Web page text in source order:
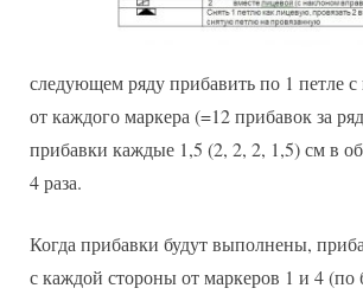
следующем ряду прибавить по 1 петле
от каждого маркера (=12 прибавок за
прибавки каждые 1,5 (2, 2, 2, 1,5) см в
4 раза.
Когда прибавки будут выполнены,
с каждой стороны от маркеров 1 и 4 (по